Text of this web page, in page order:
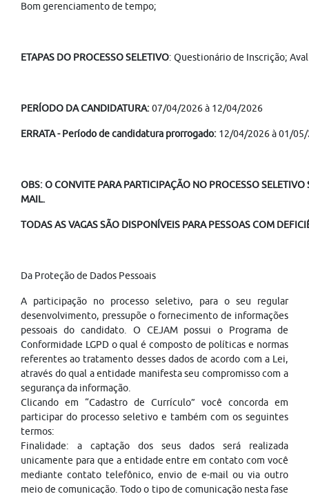
Bom gerenciamento de tempo;
ETAPAS DO PROCESSO SELETIVO: Questionário de Inscrição;
PERÍODO DA CANDIDATURA:07/04/2026 à 12/04/2026
ERRATA - Período de candidatura prorrogado: 12/04/2026 à 01/
OBS: O CONVITE PARA PARTICIPAÇÃO NO PROCESSO SELETIVO
MAIL.
TODAS AS VAGAS SÃO DISPONÍVEIS PARA PESSOAS COM
Da Proteção de Dados Pessoais
A participação no processo seletivo, para o seu regular
desenvolvimento, pressupõe o fornecimento de informações
pessoais do candidato. O CEJAM possui o Programa de
Conformidade LGPD o qual é composto de políticas e normas
referentes ao tratamento desses dados de acordo com a Lei,
através do qual a entidade manifesta seu compromisso com a
segurança da informação.
Clicando em “Cadastro de Currículo” você concorda em
participar do processo seletivo e também com os seguintes
termos:
Finalidade: a captação dos seus dados será realizada
unicamente para que a entidade entre em contato com você
mediante contato telefônico, envio de e-mail ou via outro
meio de comunicação. Todo o tipo de comunicação nesta fase